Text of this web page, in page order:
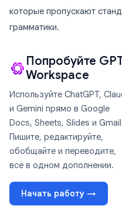
которые пропускают
грамматики.
Попробуйте
Workspace
Используйте ChatGPT,
и Gemini прямо в Google
Docs, Sheets, Slides и
Пишите, редактируйте,
обобщайте и переводите,
всё в одном дополнении.
Начать работу →